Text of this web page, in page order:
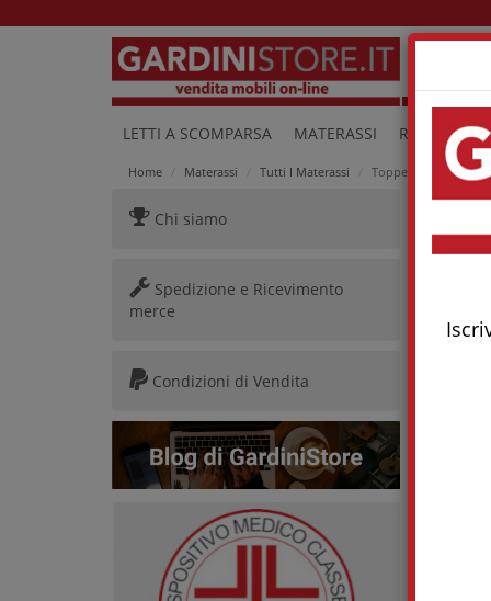
LETTI A SCOMPARSA MATERASSI RETI E LETTI
Home Materassi Tutti I Materassi Topper Memory
Chi siamo
Spedizione e Ricevimento
merce
Condizioni di Vendita